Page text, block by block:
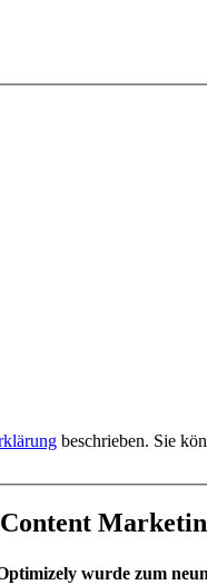
beschrieben. Sie
wurde zum